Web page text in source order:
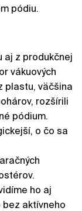
pódiu.
aj z produkčnej
vákuových
plastu, väčšina
rozšírili
pódium.
o čo sa
ho aj
aktívneho